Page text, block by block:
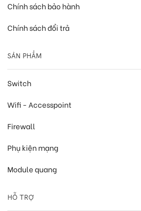
Chính sách bảo hành
Chính sách đổi trả
SẢN PHẨM
Switch
Wifi - Accesspoint
Firewall
Phụ kiện mạng
Module quang
HỖ TRỢ